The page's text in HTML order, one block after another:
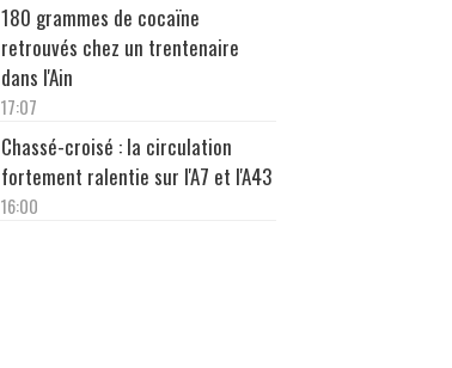
180 grammes de cocaïne
retrouvés chez un trentenaire
dans l'Ain
17:07
Chassé-croisé : la circulation
fortement ralentie sur l'A7 et l'A43
16:00